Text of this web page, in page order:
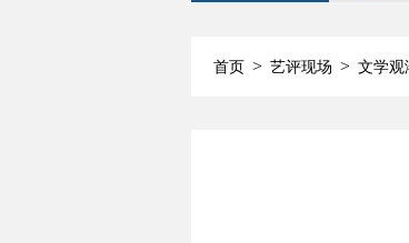
首页 > 艺评现场 > 文学观